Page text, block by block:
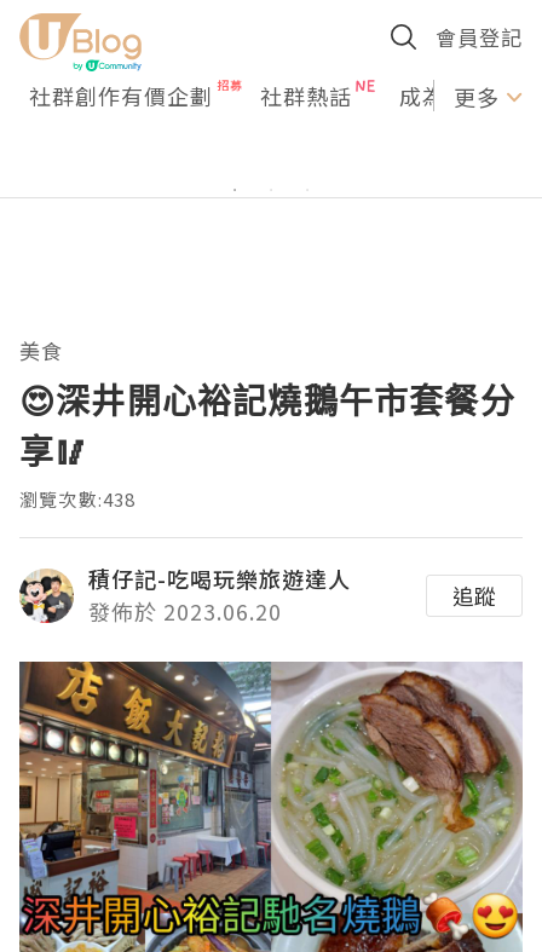
會員登記
社群創作有價企劃 社群熱話 成為U更多
美食
😍深井開心裕記燒鵝午市套餐分
享🥢
瀏覽次數:438
積仔記-吃喝玩樂旅遊達人
發佈於 2023.06.20
追蹤